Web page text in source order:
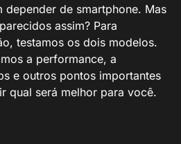
depender de smartphone. Mas
assim? Para
testamos os dois modelos.
a performance, a
e outros pontos importantes
qual será melhor para você.